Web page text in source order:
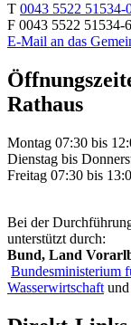
T 0043 5522 51534-
F 0043 5522 51534-6
E-Mail an das
Rathaus
Montag 07:30 bis
Dienstag bis
Freitag 07:30 bis
Bei der
unterstützt durch:
Bund, Land
Bundesministerium
Wasserwirtschaft und